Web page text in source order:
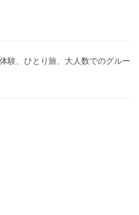
験、ひとり旅、大人数でのグルー